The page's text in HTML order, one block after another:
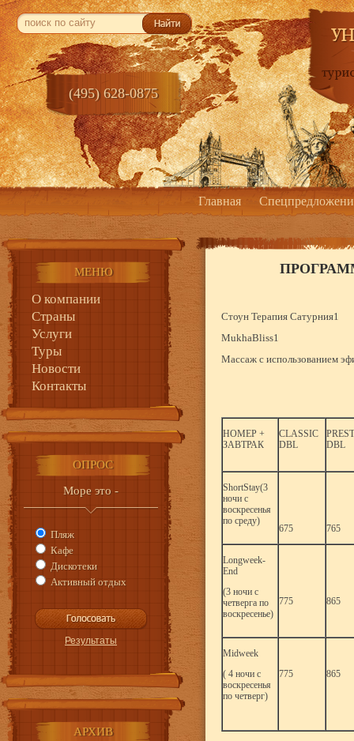
(495) 628-0875
Главная
МЕНЮ
О компании
Страны
Услуги
Туры
Новости
Контакты
ОПРОС
Море это -
Пляж
Кафе
Дискотеки
Активный отдых
АРХИВ
Стоун Терапия Сатурния1
MukhaBliss1
Массаж с использованием
НОМЕР +
ЗАВТРАК
CLASSIC
DBL
DBL
ShortStay(3
ночи с
воскресенья
по среду)
675 765
Longweek-
End
(3 ночи с
четверга по
воскресенье)
775 865
Midweek
( 4 ночи с
воскресенья
по четверг)
775 865